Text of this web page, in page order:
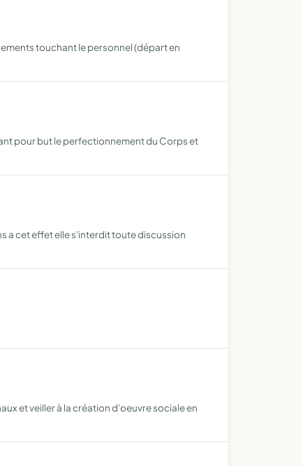
touchant le personnel (départ en
pour but le perfectionnement du Corps et
a cet effet elle s'interdit toute discussion
et veiller à la création d'oeuvre sociale en